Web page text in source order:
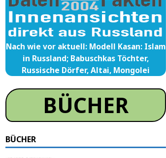
Nach wie vor aktuell: Modell Kasan: Islam
in Russland; Babuschkas Töchter,
Russische Dörfer, Altai, Mongolei
BÜCHER
BÜCHER